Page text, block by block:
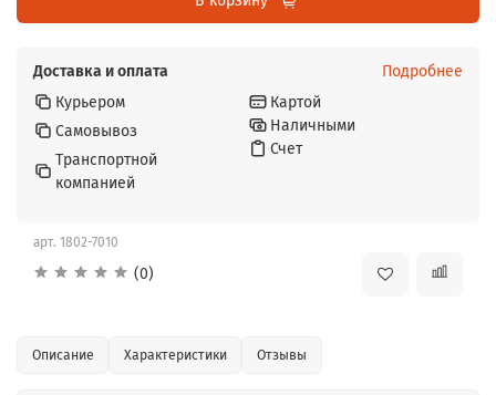
арт. 1802-7010
(0)
Доставка и оплата
Подробнее
Курьером
Самовывоз
Транспортной
компанией
Картой
Наличными
Счет
Описание Характеристики Отзывы